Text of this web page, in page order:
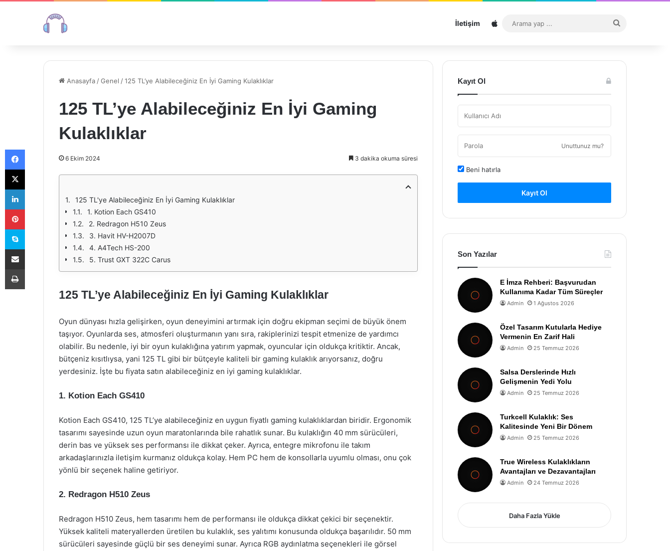
İletişim Sitemap
...
Anasayfa /Genel /125 TL’ye Alabileceğiniz En İyi Gaming Kulaklıklar
125 TL’ye Alabileceğiniz En İyi Gaming
Kulaklıklar
6 Ekim 2024 3 dakika okuma süresi
125 TL'ye Alabileceğiniz En İyi Gaming Kulaklıklar
1. Kotion Each GS410
2. Redragon H510 Zeus
3. Havit HV-H2007D
4. A4Tech HS-200
5. Trust GXT 322C Carus
125 TL’ye Alabileceğiniz En İyi Gaming Kulaklıklar
Oyun dünyası hızla gelişirken, oyun deneyimini artırmak için doğru ekipman seçimi de büyük önem
taşıyor. Oyunlarda ses, atmosferi oluşturmanın yanı sıra, rakiplerinizi tespit etmenize de yardımcı
olabilir. Bu nedenle, iyi bir oyun kulaklığına yatırım yapmak, oyuncular için oldukça kritiktir. Ancak,
bütçeniz kısıtlıysa, yani 125 TL gibi bir bütçeyle kaliteli bir gaming kulaklık arıyorsanız, doğru
yerdesiniz. İşte bu fiyata satın alabileceğiniz en iyi gaming kulaklıklar.
1. Kotion Each GS410
Kotion Each GS410, 125 TL’ye alabileceğiniz en uygun fiyatlı gaming kulaklıklardan biridir. Ergonomik
tasarımı sayesinde uzun oyun maratonlarında bile rahatlık sunar. Bu kulaklığın 40 mm sürücüleri,
derin bas ve yüksek ses performansı ile dikkat çeker. Ayrıca, entegre mikrofonu ile takım
arkadaşlarınızla iletişim kurmanız oldukça kolay. Hem PC hem de konsollarla uyumlu olması, onu çok
yönlü bir seçenek haline getiriyor.
2. Redragon H510 Zeus
Redragon H510 Zeus, hem tasarımı hem de performansı ile oldukça dikkat çekici bir seçenektir.
Yüksek kaliteli materyallerden üretilen bu kulaklık, ses yalıtımı konusunda oldukça başarılıdır. 50 mm
sürücüleri sayesinde güçlü bir ses deneyimi sunar. Ayrıca RGB aydınlatma seçenekleri ile görsel
Kayıt Ol
Unuttunuz mu?
Beni hatırla
Kayıt Ol
Son Yazılar
E İmza Rehberi: Başvurudan
Kullanıma Kadar Tüm Süreçler
Admin 1 Ağustos 2026
Özel Tasarım Kutularla Hediye
Vermenin En Zarif Hali
Admin 25 Temmuz 2026
Salsa Derslerinde Hızlı
Gelişmenin Yedi Yolu
Admin 25 Temmuz 2026
Turkcell Kulaklık: Ses
Kalitesinde Yeni Bir Dönem
Admin 25 Temmuz 2026
True Wireless Kulaklıkların
Avantajları ve Dezavantajları
Admin 24 Temmuz 2026
Daha Fazla Yükle
Facebook
X
LinkedIn
Pinterest
Skype
E-Posta ile paylaş